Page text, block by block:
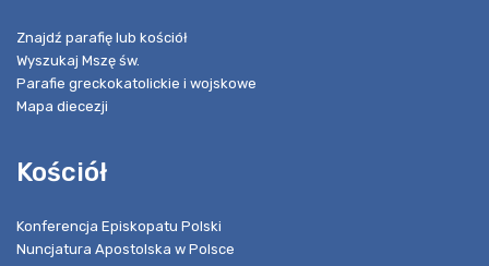
Znajdź parafię lub kościół
Wyszukaj Mszę św.
Parafie greckokatolickie i wojskowe
Mapa diecezji
Kościół
Konferencja Episkopatu Polski
Nuncjatura Apostolska w Polsce